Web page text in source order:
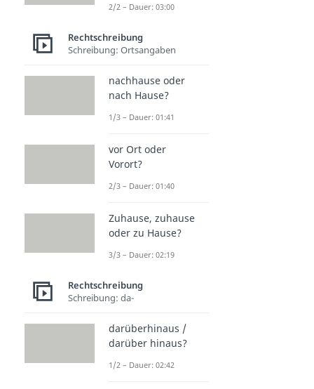
2/2 – Dauer: 03:00
Rechtschreibung
Schreibung: Ortsangaben
nachhause oder
nach Hause?
1/3 – Dauer: 01:41
vor Ort oder
Vorort?
2/3 – Dauer: 01:40
Zuhause, zuhause
oder zu Hause?
3/3 – Dauer: 02:19
Rechtschreibung
Schreibung: da-
darüberhinaus /
darüber hinaus?
1/2 – Dauer: 02:42